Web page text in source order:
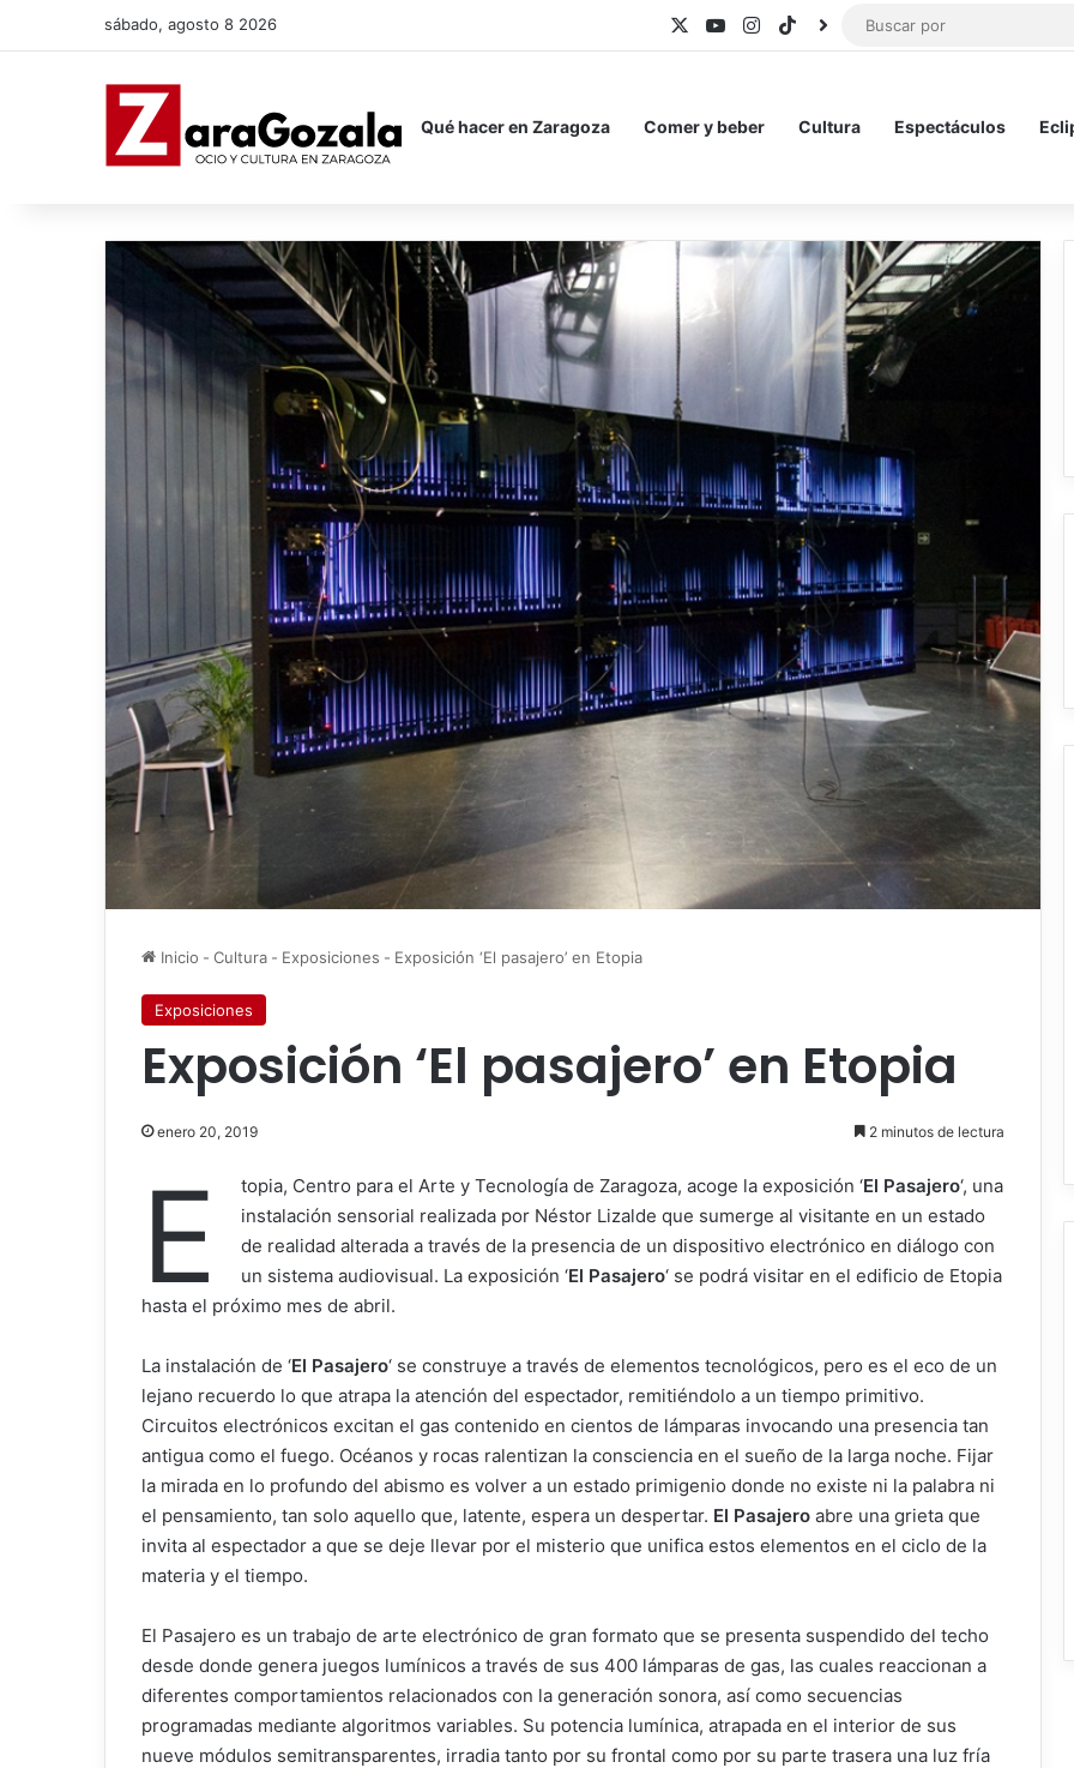
sábado, agosto 8 2026 YouTubeInstagram
TikTokBlueSky
Qué hacer en Zaragoza Comer y beber Cultura Espectáculos
Inicio - Cultura - Exposiciones - Exposición ‘El pasajero’ en Etopia
Exposiciones
Exposición ‘El pasajero’ en Etopia
enero 20, 2019 2 minutos de lectura
E topia, Centro para el Arte y Tecnología de Zaragoza, acoge la exposición ‘El Pasajero‘, una
instalación sensorial realizada por Néstor Lizalde que sumerge al visitante en un estado
de realidad alterada a través de la presencia de un dispositivo electrónico en diálogo con
un sistema audiovisual. La exposición ‘El Pasajero‘ se podrá visitar en el edificio de Etopia
hasta el próximo mes de abril.
La instalación de ‘El Pasajero‘ se construye a través de elementos tecnológicos, pero es el eco de un
lejano recuerdo lo que atrapa la atención del espectador, remitiéndolo a un tiempo primitivo.
Circuitos electrónicos excitan el gas contenido en cientos de lámparas invocando una presencia tan
antigua como el fuego. Océanos y rocas ralentizan la consciencia en el sueño de la larga noche. Fijar
la mirada en lo profundo del abismo es volver a un estado primigenio donde no existe ni la palabra ni
el pensamiento, tan solo aquello que, latente, espera un despertar. El Pasajero abre una grieta que
invita al espectador a que se deje llevar por el misterio que unifica estos elementos en el ciclo de la
materia y el tiempo.
El Pasajero es un trabajo de arte electrónico de gran formato que se presenta suspendido del techo
desde donde genera juegos lumínicos a través de sus 400 lámparas de gas, las cuales reaccionan a
diferentes comportamientos relacionados con la generación sonora, así como secuencias
programadas mediante algoritmos variables. Su potencia lumínica, atrapada en el interior de sus
nueve módulos semitransparentes, irradia tanto por su frontal como por su parte trasera una luz fría